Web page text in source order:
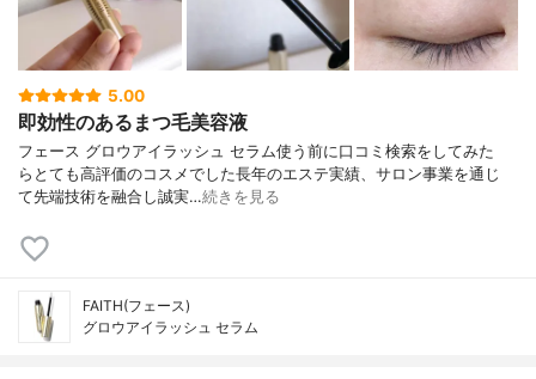
5.00
即効性のあるまつ毛美容液
フェース グロウアイラッシュ セラム 使う前に口コミ検索をしてみた
ら とても高評価のコスメでした 長年のエステ実績、サロン事業を通じ
て 先端技術を融合し誠実…続きを見る
FAITH(フェース)
グロウアイラッシュ セラム